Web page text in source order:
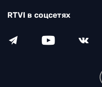
RTVI в соцсетях